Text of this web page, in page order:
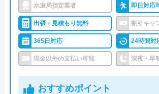
対応エリア
クラシアンのクチコミ on
3.9（ 件のクチコミ
す。
ご家庭向けの施工では、排水管のつ
対応してもらえます。専用のカメラ
水道局指定業者 即日対応
出張・見積もり無料 割引キャ
365日対応 24時間対
現金以外の支払い可能 深夜・早
おすすめポイント